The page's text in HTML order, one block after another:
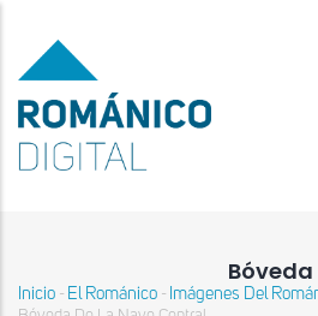
contenido
principal
Inicio - El Románico - Imágenes Del